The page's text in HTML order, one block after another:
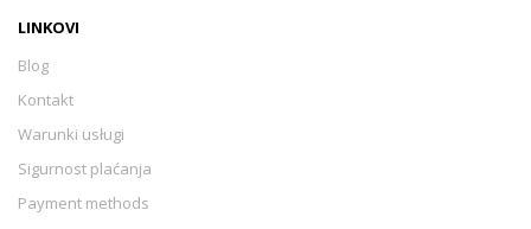
Varaždin
Đurđevac
LINKOVI
Blog
Kontakt
Warunki usługi
Sigurnost plaćanja
Payment methods